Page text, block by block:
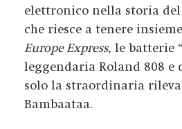
elettronico nella storia del
che riesce a tenere
Europe Express, le batterie
leggendaria Roland 808 e
solo la straordinaria
Bambaataa.